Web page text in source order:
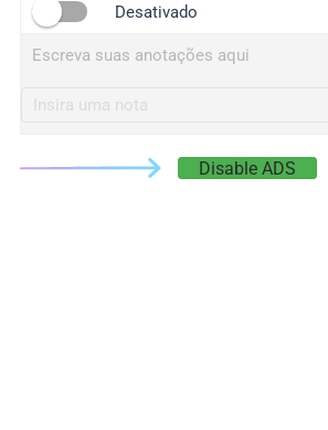
Desativado
Escreva suas anotações aqui
Disable ADS